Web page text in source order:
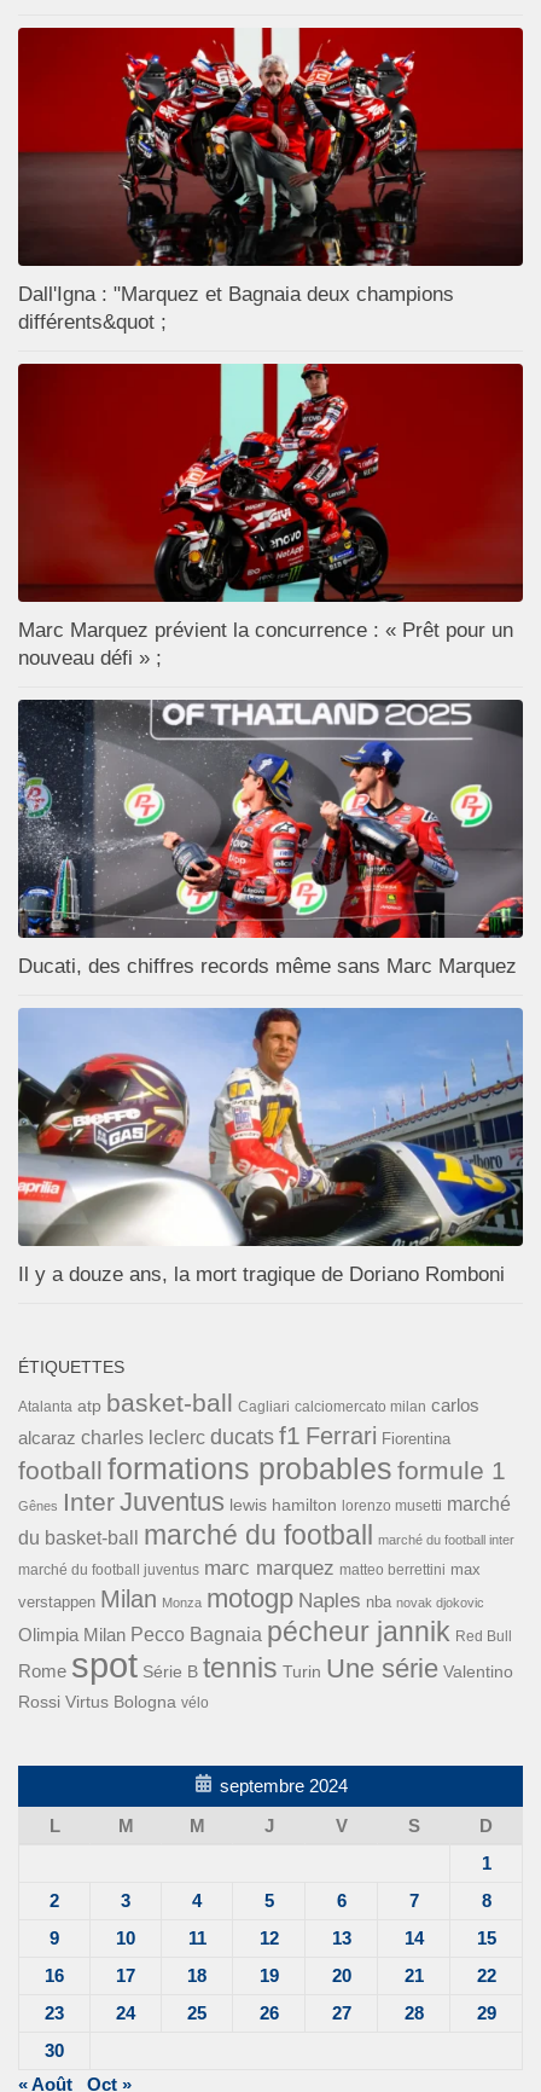
Dall'Igna : "Marquez et Bagnaia deux champions
différents&quot ;
Marc Marquez prévient la concurrence : « Prêt pour un
nouveau défi » ;
Ducati, des chiffres records même sans Marc Marquez
Il y a douze ans, la mort tragique de Doriano Romboni
ÉTIQUETTES
Atalanta atp basket-ball Cagliari calciomercato milan carlos
alcaraz charles leclerc ducats f1 Ferrari Fiorentina
football formations probables formule 1
Gênes InterJuventus lewis hamilton lorenzo musetti marché
du basket-ball
marché du football marché du football inter
marché du football juventus marc marquez matteo berrettini max
verstappen Milan Monza motogp Naples nba novak djokovic
Olimpia Milan Pecco Bagnaia pécheur jannik Red Bull
Rome spot Série B tennis Turin Une série Valentino
Rossi Virtus Bologna vélo
septembre 2024
L
M M J V S
D
1
2
3 4 5 6 7
8
9
10 11 12 13 14
15
16
17 18 19 20 21
22
23
24 25 26 27 28
29
30
« Août
Oct »